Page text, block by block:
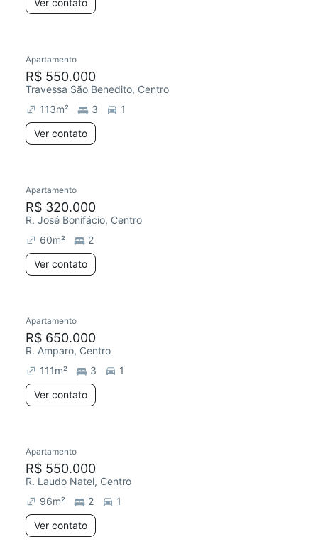
Ver contato
Apartamento
R$ 550.000
Travessa São Benedito, Centro
113m² 3
1
Ver contato
Apartamento
R$ 320.000
R. José Bonifácio, Centro
60m²
2
Ver contato
Apartamento
R$ 650.000
R. Amparo, Centro
111m² 3
1
Ver contato
Apartamento
R$ 550.000
R. Laudo Natel, Centro
96m² 2
1
Ver contato